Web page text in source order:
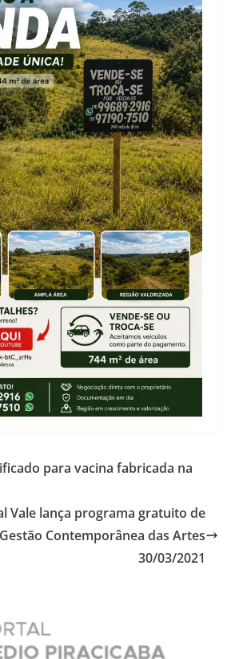
para vacina fabricada na
Vale lança programa gratuito de
Contemporânea das Artes
30/03/2021